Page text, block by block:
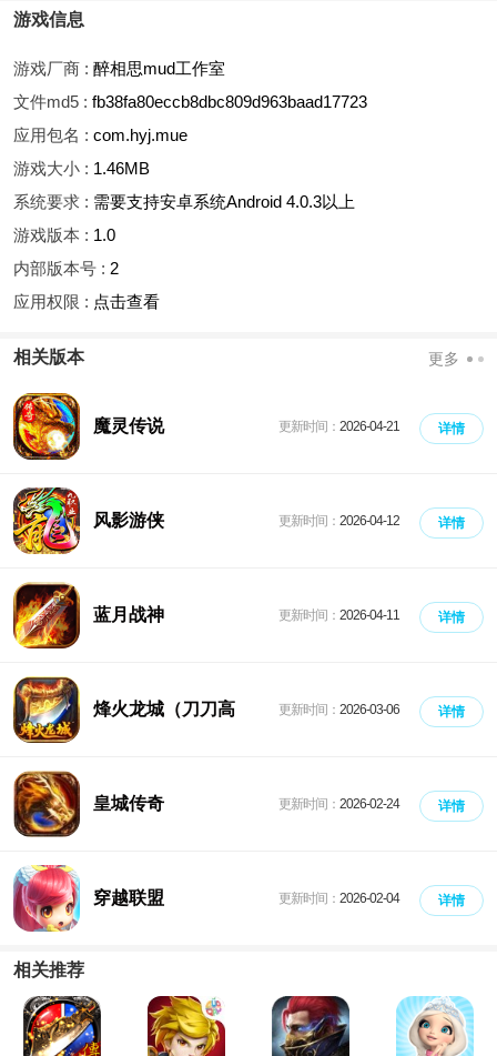
游戏信息
游戏厂商 : 醉相思mud工作室
文件md5 : fb38fa80eccb8dbc809d963baad17723
应用包名 : com.hyj.mue
游戏大小 : 1.46MB
系统要求 : 需要支持安卓系统Android 4.0.3以上
游戏版本 : 1.0
内部版本号 : 2
应用权限 : 点击查看
相关版本 更多
魔灵传说 更新时间： 2026-04-21 详情
风影游侠 更新时间： 2026-04-12 详情
蓝月战神 更新时间： 2026-04-11 详情
烽火龙城（刀刀高 更新时间： 2026-03-06 详情
皇城传奇 更新时间： 2026-02-24 详情
穿越联盟 更新时间： 2026-02-04 详情
相关推荐